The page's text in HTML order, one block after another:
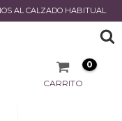
AL CALZADO HABITUAL
CARRITO
0